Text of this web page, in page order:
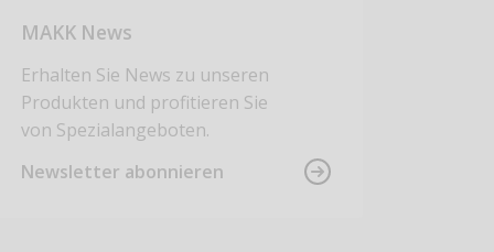
MAKK News
Erhalten Sie News zu unseren
Produkten und profitieren Sie
von Spezialangeboten.
Newsletter abonnieren